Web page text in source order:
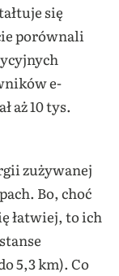
się
porównali
e-
aż 10 tys.
zużywanej
Bo, choć
łatwiej, to ich
5,3 km). Co